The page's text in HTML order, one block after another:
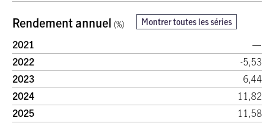
Rendement annuel (%) Montrer toutes les séries
2021
—
2022
-5,53
2023
6,44
2024
11,82
2025
11,58